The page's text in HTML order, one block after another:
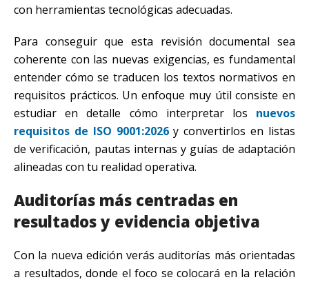
con herramientas tecnológicas adecuadas.
Para conseguir que esta revisión documental sea
coherente con las nuevas exigencias, es fundamental
entender cómo se traducen los textos normativos en
requisitos prácticos. Un enfoque muy útil consiste en
estudiar en detalle cómo interpretar los nuevos
requisitos de ISO 9001:2026y convertirlos en listas
de verificación, pautas internas y guías de adaptación
alineadas con tu realidad operativa.
Auditorías más centradas en
resultados y evidencia objetiva
Con la nueva edición verás auditorías más orientadas
a resultados, donde el foco se colocará en la relación